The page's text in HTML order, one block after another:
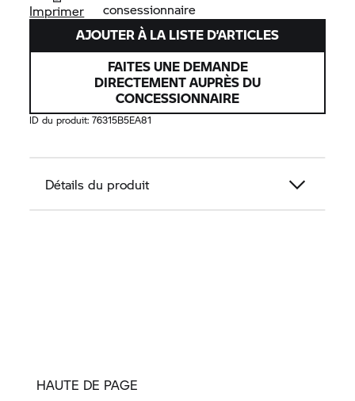
Imprimer
consessionnaire
AJOUTER À LA LISTE D’ARTICLES
FAITES UNE DEMANDE
DIRECTEMENT AUPRÈS DU
CONCESSIONNAIRE
ID du produit:76315B5EA81
Détails du produit
HAUTE DE PAGE